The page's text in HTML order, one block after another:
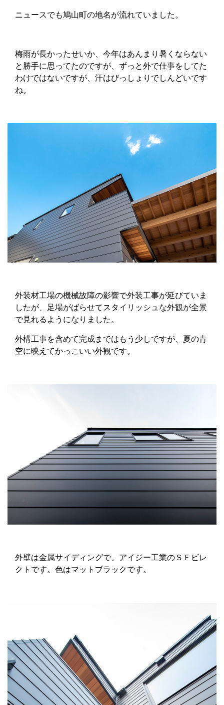
ニュースでも鳩山町の地名が流れていました。
梅雨が長かったせいか、今年はあんまり暑くならない
と勝手に思ってたのですが、ずっと外で仕事をしてた
わけではないですが、汗はびっしょりでしんどいです
ね。
外装材工場の機械故障の影響で外装工事が延びていま
したが、足場がばらせてスタイリッシュな外観が全景
で見れるようになりました。
外構工事を含めて完成まではもう少しですが、夏の青
空に映えてかっこいい外観です。
外壁は金属サイディングで、アイジー工業のＳＦビレ
クトです。色はマットブラックです。